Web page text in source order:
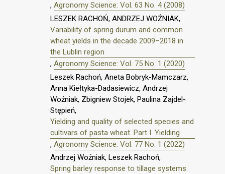
, Agronomy Science: Vol. 63 No. 4 (2008)
LESZEK RACHOŃ, ANDRZEJ WOŹNIAK,
Variability of spring durum and common
wheat yields in the decade 2009–2018 in
the Lublin region
, Agronomy Science: Vol. 75 No. 1 (2020)
Leszek Rachoń, Aneta Bobryk-Mamczarz,
Anna Kiełtyka-Dadasiewicz, Andrzej
Woźniak, Zbigniew Stojek, Paulina Zajdel-
Stępień,
Yielding and quality of selected species and
cultivars of pasta wheat. Part I. Yielding
, Agronomy Science: Vol. 77 No. 1 (2022)
Andrzej Woźniak, Leszek Rachoń,
Spring barley response to tillage systems